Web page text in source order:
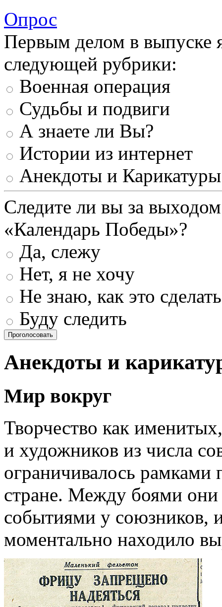
Опрос
Первым делом в выпуске
следующей рубрики:
Военная операция
Судьбы и подвиги
А знаете ли Вы?
Истории из интернет
Анекдоты и Карикатуры
Следите ли вы за
«Календарь Победы»?
Да, слежу
Нет, я не хочу
Не знаю, как это сделать
Буду следить
Проголосовать
Анекдоты и
Мир вокруг
Творчество как
и художников из числа
ограничивалось
стране. Между боями они
событиями у союзников,
моментально находило